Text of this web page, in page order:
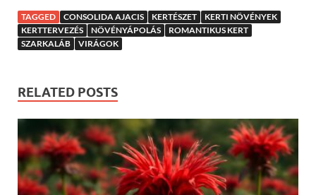
TAGGED CONSOLIDA AJACIS KERTÉSZET
KERTI NÖVÉNYEK
KERTTERVEZÉS
NÖVÉNYÁPOLÁS
ROMANTIKUS KERT
SZARKALÁB
VIRÁGOK
RELATED POSTS